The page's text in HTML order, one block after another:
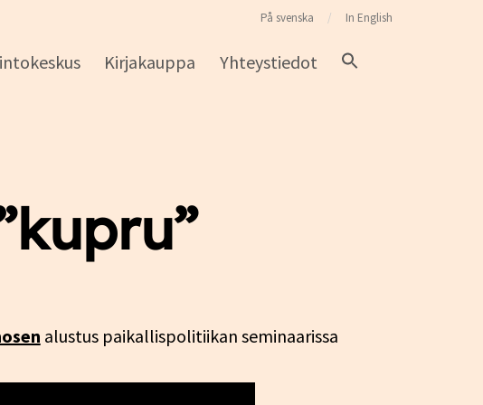
Kirjakauppa Yhteystiedot
På svenska In English
alustus paikallispolitiikan seminaarissa